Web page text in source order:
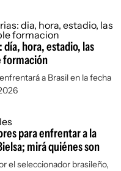
día, hora, estadio, las
formación
a Brasil en la fecha
para enfrentar a la
mirá quiénes son
el seleccionador brasileño,